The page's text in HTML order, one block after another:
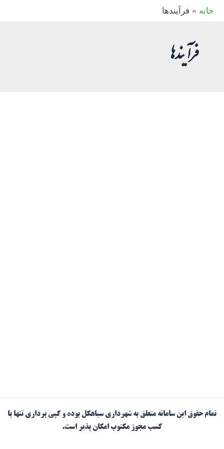
پرشخانه فرآیندها
فرآیندها
تمام حقوق این سامانه متعلق به شهرداری سیاهکل بوده و کپی برداری تنها با
کسب مجوز مکتوب امکان پذیر است.